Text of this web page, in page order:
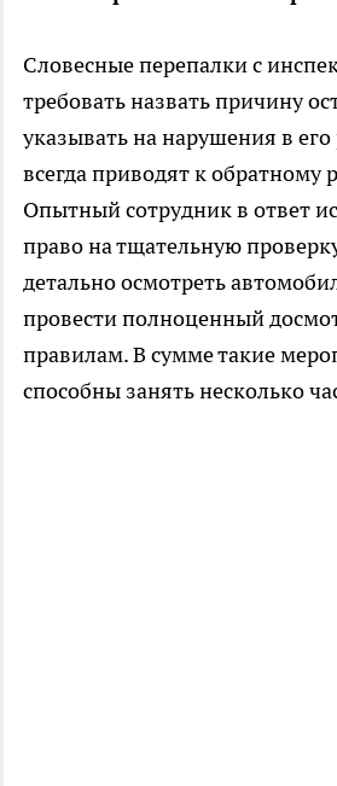
Словесные перепалки с
требовать назвать причину
указывать на нарушения в
всегда приводят к обратному
Опытный сотрудник в ответ
право на тщательную
детально осмотреть
провести полноценный
правилам. В сумме такие
способны занять несколько